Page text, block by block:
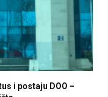
i postaju DOO –